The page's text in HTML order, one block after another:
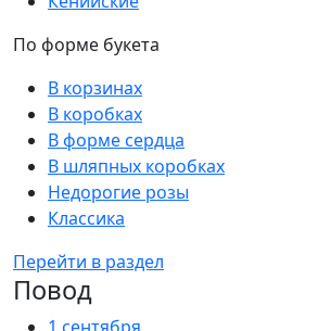
По форме букета
В корзинах
В коробках
В форме сердца
В шляпных коробках
Недорогие розы
Классика
Перейти в раздел
Повод